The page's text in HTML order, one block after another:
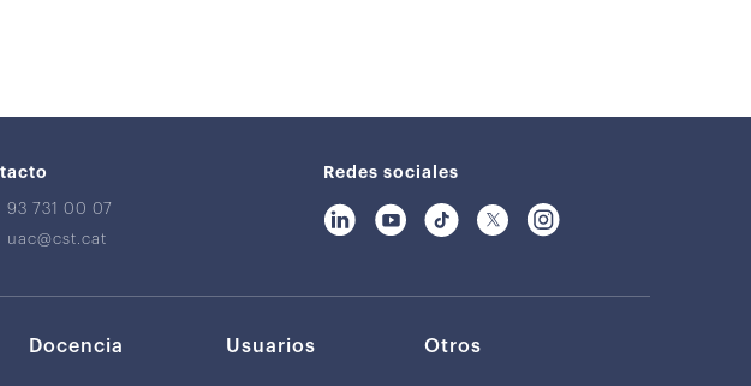
93 731 00 07
uac@cst.cat
Redes sociales
Docencia Usuarios Otros